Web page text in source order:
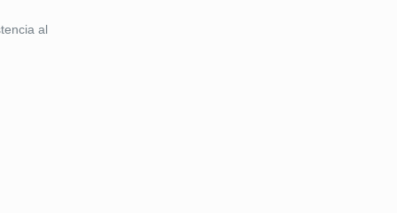
al